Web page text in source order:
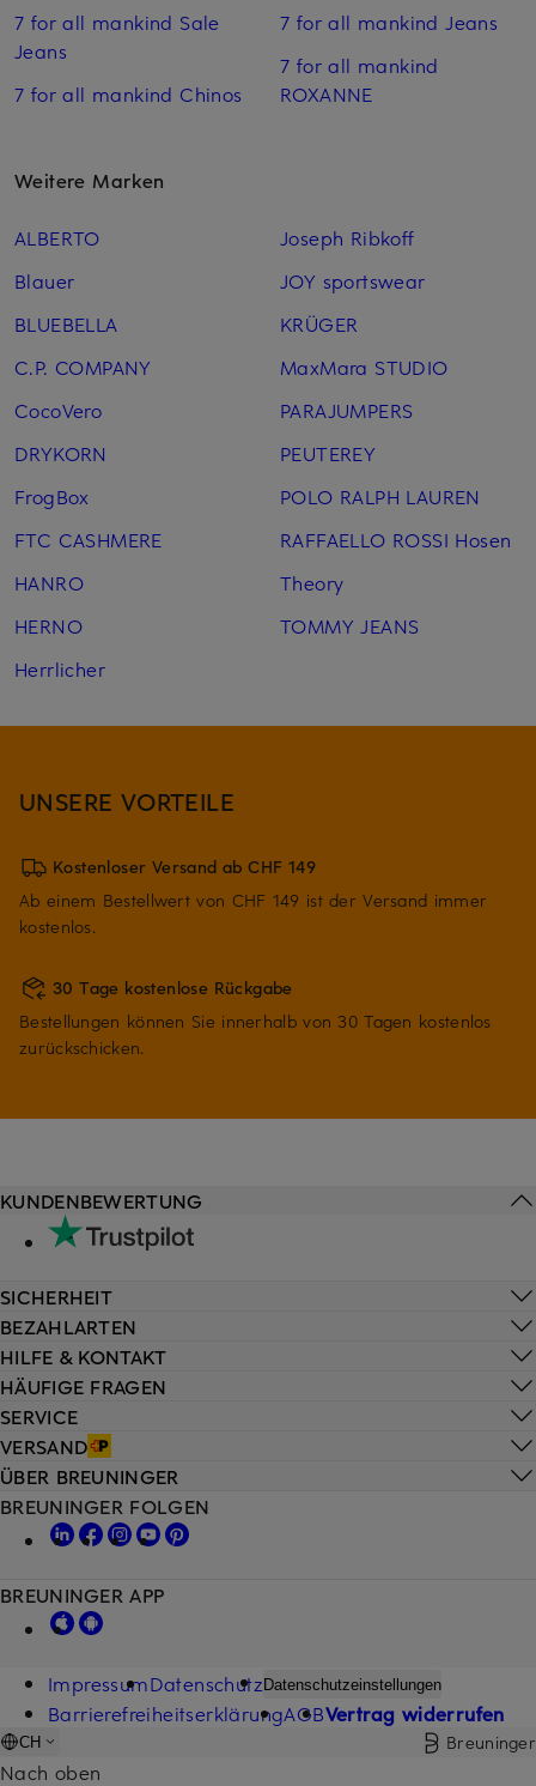
7 for all mankind Sale
Jeans
7 for all mankind Chinos
7 for all mankind Jeans
7 for all mankind
ROXANNE
Weitere Marken
ALBERTO
Blauer
BLUEBELLA
C.P. COMPANY
CocoVero
DRYKORN
FrogBox
FTC CASHMERE
HANRO
HERNO
Herrlicher
Joseph Ribkoff
JOY sportswear
KRÜGER
MaxMara STUDIO
PARAJUMPERS
PEUTEREY
POLO RALPH LAUREN
RAFFAELLO ROSSI Hosen
Theory
TOMMY JEANS
UNSERE VORTEILE
Kostenloser Versand ab CHF 149
Ab einem Bestellwert von CHF 149 ist der Versand immer
kostenlos.
30 Tage kostenlose Rückgabe
Bestellungen können Sie innerhalb von 30 Tagen kostenlos
zurückschicken.
HILFE & KONTAKT
HÄUFIGE FRAGEN
SERVICE
VERSAND
KUNDENBEWERTUNG
SICHERHEIT
BEZAHLARTEN
ÜBER BREUNINGER
BREUNINGER FOLGEN
BREUNINGER APP
ImpressumDatenschutzDatenschutzeinstellungen
BarrierefreiheitserklärungAGBVertrag widerrufen
CH Breuninger
Nach oben